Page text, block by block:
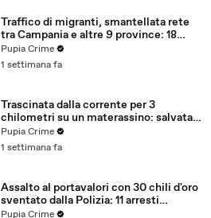
Traffico di migranti, smantellata rete
tra Campania e altre 9 province: 18
arresti (27.07.26)
Pupia Crime
1 settimana fa
Trascinata dalla corrente per 3
chilometri su un materassino: salvata
dalla Polizia (25.07.26)
Pupia Crime
1 settimana fa
Assalto al portavalori con 30 chili d'oro
sventato dalla Polizia: 11 arresti
(25.07.26)
Pupia Crime